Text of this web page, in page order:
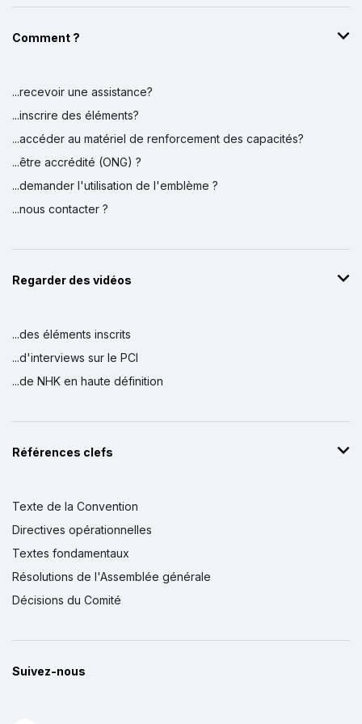
Comment ?
...recevoir une assistance?
...inscrire des éléments?
...accéder au matériel de renforcement des capacités?
...être accrédité (ONG) ?
...demander l'utilisation de l'emblème ?
...nous contacter ?
Regarder des vidéos
...des éléments inscrits
...d'interviews sur le PCI
...de NHK en haute définition
Références clefs
Texte de la Convention
Directives opérationnelles
Textes fondamentaux
Résolutions de l'Assemblée générale
Décisions du Comité
Suivez-nous